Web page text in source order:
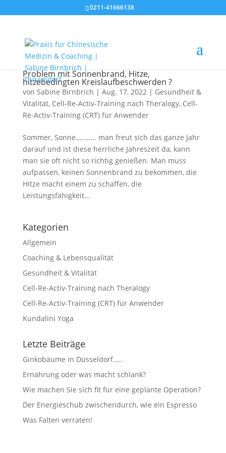
0211-41666138
Problem mit Sonnenbrand, Hitze,
hitzebedingten Kreislaufbeschwerden ?
von Sabine Birnbrich | Aug. 17, 2022| Gesundheit &
Vitalität, Cell-Re-Activ-Training nach Theralogy, Cell-
Re-Activ-Training (CRT) für Anwender
Sommer, Sonne……….. man freut sich das ganze Jahr
darauf und ist diese herrliche Jahreszeit da, kann
man sie oft nicht so richtig genießen. Man muss
aufpassen, keinen Sonnenbrand zu bekommen, die
Hitze macht einem zu schaffen, die
Leistungsfähigkeit...
Kategorien
Allgemein
Coaching & Lebensqualität
Gesundheit & Vitalität
Cell-Re-Activ-Training nach Theralogy
Cell-Re-Activ-Training (CRT) für Anwender
Kundalini Yoga
Letzte Beiträge
Ginkobäume in Düsseldorf…..
Ernährung oder was macht schlank?
Wie machen Sie sich fit für eine geplante Operation?
Der Energieschub zwischendurch, wie ein Espresso
Was Falten verraten!